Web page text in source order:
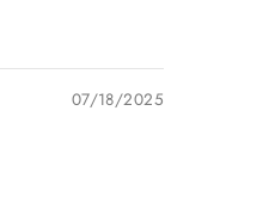
07/18/2025